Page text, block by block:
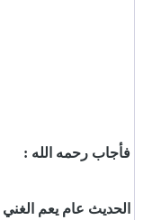
فأجاب رحمه الله :
الحديث عام يعم